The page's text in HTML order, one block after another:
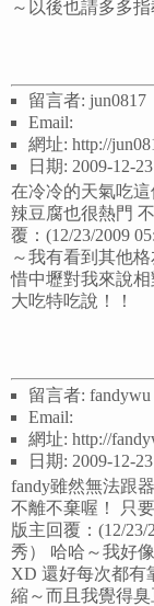
～以後也請多多
留言者: jun0817
Email:
網址: http://
日期: 2009-12-
在冷冷的天氣吃
辣豆腐也很熱門
覆：(12/23/2009
～我有看到其他
惜中壢對我來說
大吃特吃說！！
留言者: fandywu
Email:
網址: http://
日期: 2009-12-
fandy雖然無法跟
不離不棄喔！ 只
版主回覆：(12/23/
秀） 哈哈～我好
XD 還好每次都有
縮～而且我覺得臭